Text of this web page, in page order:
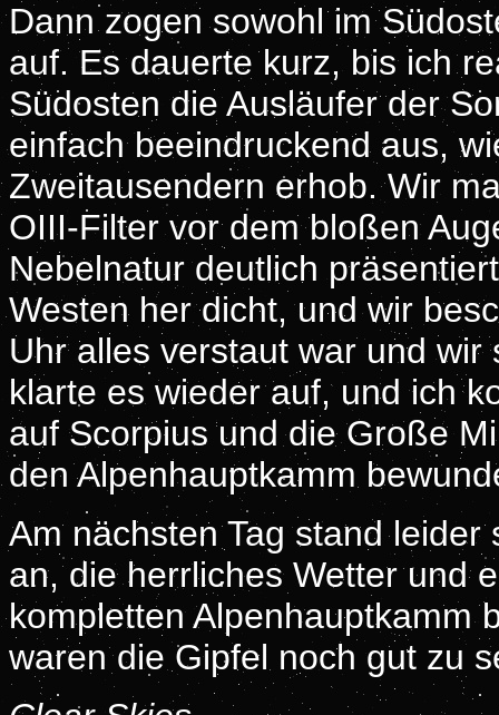
Dann zogen sowohl im
auf. Es dauerte kurz, bis ich
Südosten die Ausläufer der
einfach beeindruckend aus,
Zweitausendern erhob. Wir
OIII-Filter vor dem bloßen
Nebelnatur deutlich
Westen her dicht, und wir
Uhr alles verstaut war und
klarte es wieder auf, und ich
auf Scorpius und die Große
den Alpenhauptkamm
Am nächsten Tag stand
an, die herrliches Wetter und
kompletten Alpenhauptkamm
waren die Gipfel noch gut zu